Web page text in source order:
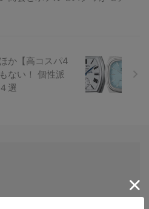
か【高コスパ4
ない！ 個性派
選